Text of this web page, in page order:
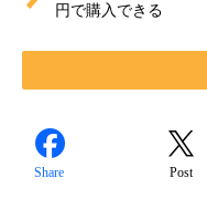
円で購入できる
Share Post